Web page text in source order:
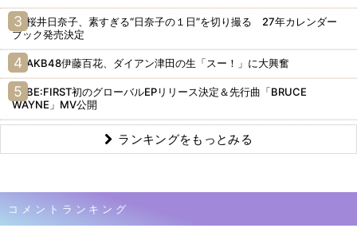
桜井日奈子、素すぎる“日奈子の１日”を切り撮る 27年カレンダー
ブック発売決定
AKB48伊藤百花、ダイアン津田の生「スー！」に大興奮
BE:FIRST初のグローバルEPリリース決定＆先行曲「BRUCE
WAYNE」MV公開
ランキングをもっとみる
コメントランキング